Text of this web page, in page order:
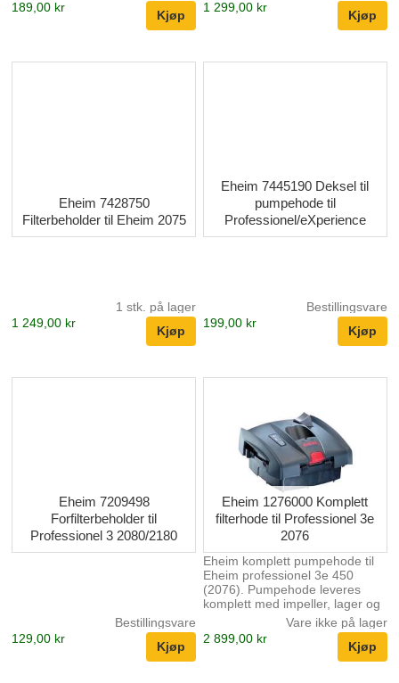
189,00 kr
1 299,00 kr
Eheim 7428750
Filterbeholder til Eheim 2075
1 stk. på lager
1 249,00 kr
Eheim 7445190 Deksel til
pumpehode til
Professionel/eXperience
Bestillingsvare
199,00 kr
Eheim 7209498
Forfilterbeholder til
Professionel 3 2080/2180
Bestillingsvare
129,00 kr
Eheim 1276000 Komplett
filterhode til Professionel 3e
2076
Eheim komplett pumpehode til
Eheim professionel 3e 450
(2076). Pumpehode leveres
komplett med impeller, lager og
aksling. Strømadapter og
slangetilkobling følger ikke med.
Vare ikke på lager
2 899,00 kr